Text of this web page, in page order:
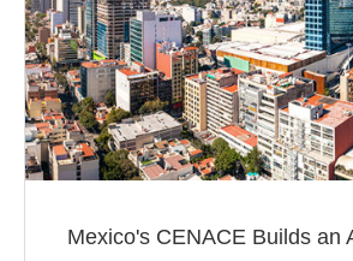
Mexico's CENACE Builds an